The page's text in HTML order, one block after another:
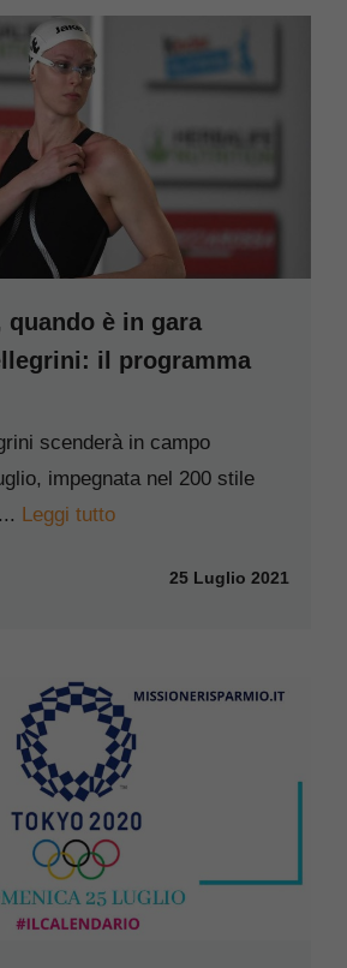
quando è in gara
il programma
scenderà in campo
impegnata nel 200 stile
Leggi tutto
25 Luglio 2021